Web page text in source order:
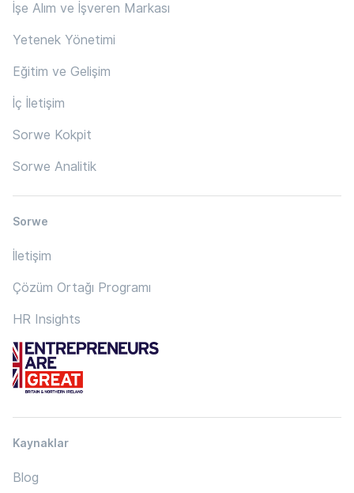
İşe Alım ve İşveren Markası
Yetenek Yönetimi
Eğitim ve Gelişim
İç İletişim
Sorwe Kokpit
Sorwe Analitik
Sorwe
İletişim
Çözüm Ortağı Programı
HR Insights
Kaynaklar
Blog